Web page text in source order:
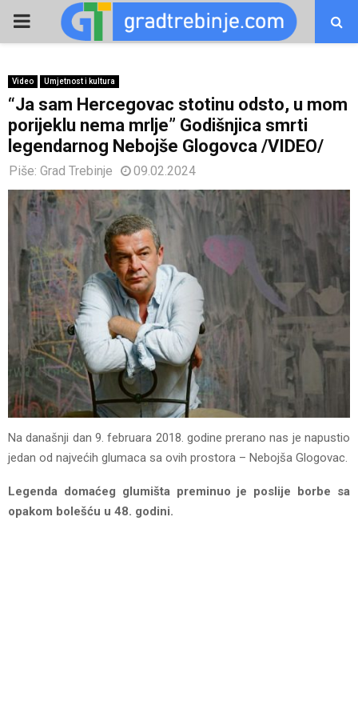
PRIMARY
Video Umjetnost i kultura
“Ja sam Hercegovac stotinu odsto, u mom
porijeklu nema mrlje” Godišnjica smrti
legendarnog Nebojše Glogovca /VIDEO/
Piše: Grad Trebinje 09.02.2024
Na današnji dan 9. februara 2018. godine prerano nas je napustio
jedan od najvećih glumaca sa ovih prostora – Nebojša Glogovac.
Legenda domaćeg glumišta preminuo je poslije borbe sa
opakom bolešću u 48. godini.